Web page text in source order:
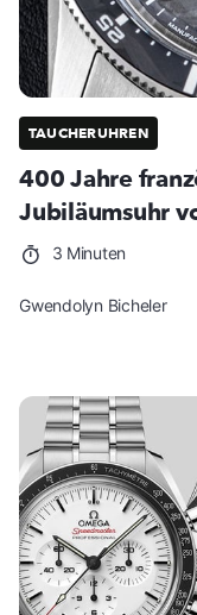
TAUCHERUHREN
400 Jahre
Jubiläumsuhr
3 Minuten
Gwendolyn Bicheler